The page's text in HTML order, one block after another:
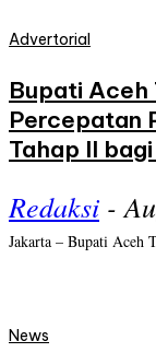
Advertorial
Bupati Aceh
Percepatan
Tahap II
Redaksi -
Jakarta – Bupati Aceh
News